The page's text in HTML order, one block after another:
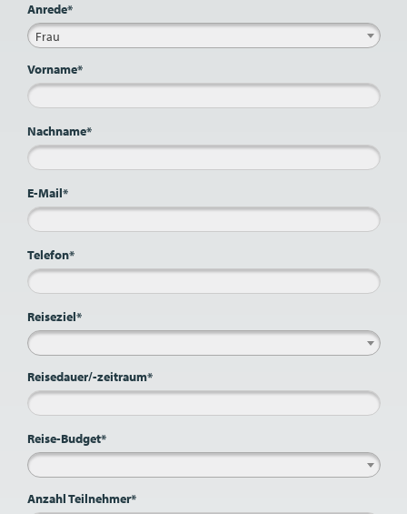
Anrede*
Frau
Vorname*
Nachname*
E-Mail*
Telefon*
Reiseziel*
Reisedauer/-zeitraum*
Reise-Budget*
Anzahl Teilnehmer*